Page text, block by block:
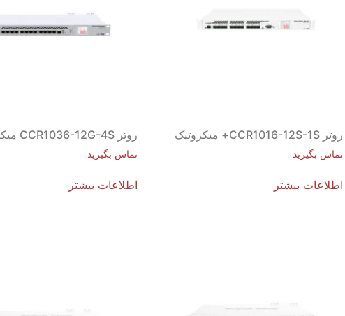
روتر CCR1016-12S-1S+ میکروتیک
تماس بگیرید
اطلاعات بیشتر
روتر CCR1036-12G-4S میکروتیک
تماس بگیرید
اطلاعات بیشتر